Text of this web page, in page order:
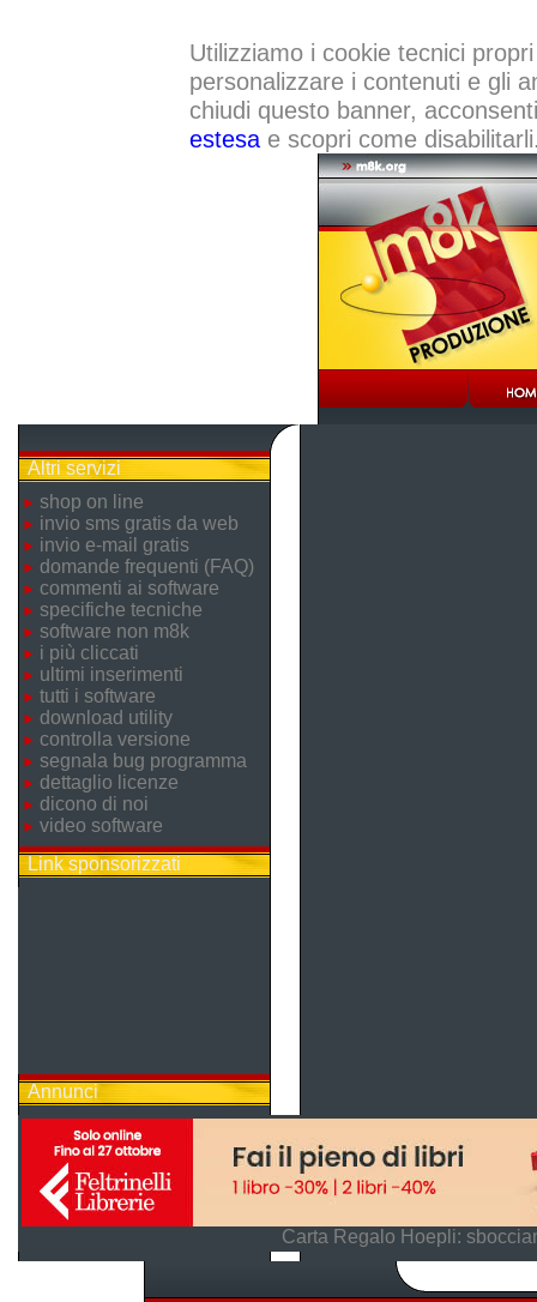
Utilizziamo i cookie tecnici
personalizzare i contenuti e gli
chiudi questo banner,
estesae scopri come
Altri servizi
shop on line
invio sms gratis da web
invio e-mail gratis
domande frequenti (FAQ)
commenti ai software
specifiche tecniche
software non m8k
i più cliccati
ultimi inserimenti
tutti i software
download utility
controlla versione
segnala bug programma
dettaglio licenze
dicono di noi
video software
Link sponsorizzati
Annunci
Carta Regalo Hoepli: